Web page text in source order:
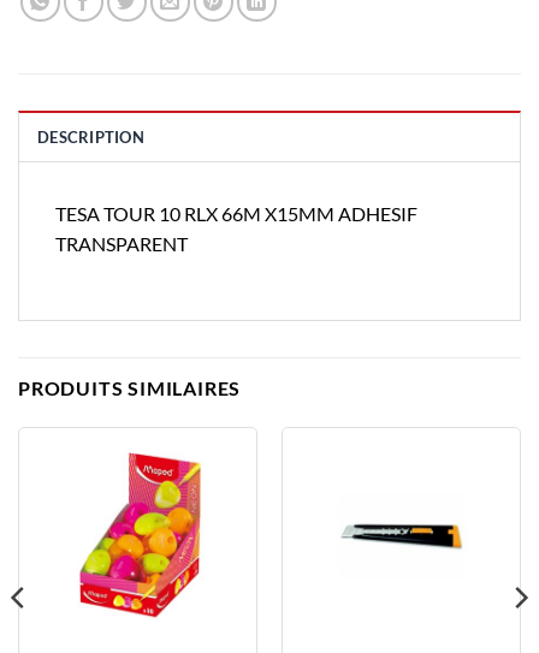
DESCRIPTION
TESA TOUR 10 RLX 66M X15MM ADHESIF
TRANSPARENT
PRODUITS SIMILAIRES